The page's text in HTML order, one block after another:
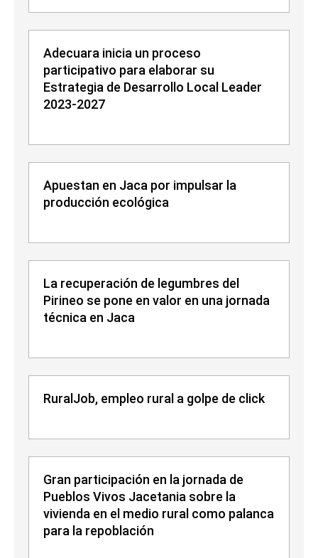
Adecuara inicia un proceso
participativo para elaborar su
Estrategia de Desarrollo Local Leader
2023-2027
Apuestan en Jaca por impulsar la
producción ecológica
La recuperación de legumbres del
Pirineo se pone en valor en una jornada
técnica en Jaca
RuralJob, empleo rural a golpe de click
Gran participación en la jornada de
Pueblos Vivos Jacetania sobre la
vivienda en el medio rural como palanca
para la repoblación